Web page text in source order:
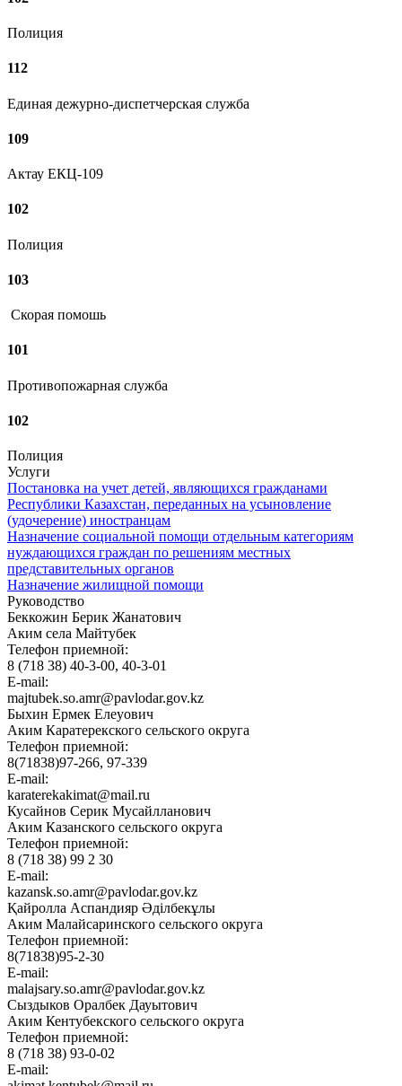
Полиция
112
Единая дежурно-диспетчерская служба
109
Актау ЕКЦ-109
102
Полиция
103
Скорая помошь
101
Противопожарная служба
102
Полиция
Услуги
Постановка на учет детей, являющихся гражданами
Республики Казахстан, переданных на усыновление
(удочерение) иностранцам
Назначение социальной помощи отдельным категориям
нуждающихся граждан по решениям местных
представительных органов
Назначение жилищной помощи
Руководство
Беккожин Берик Жанатович
Аким села Майтубек
Телефон приемной:
8 (718 38) 40-3-00, 40-3-01
E-mail:
majtubek.so.amr@pavlodar.gov.kz
Быхин Ермек Елеуович
Аким Каратерекского сельского округа
Телефон приемной:
8(71838)97-266, 97-339
E-mail:
karaterekakimat@mail.ru
Кусайнов Серик Мусайлланович
Аким Казанского сельского округа
Телефон приемной:
8 (718 38) 99 2 30
E-mail:
kazansk.so.amr@pavlodar.gov.kz
Қайролла Аспандияр Әділбекұлы
Аким Малайсаринского сельского округа
Телефон приемной:
8(71838)95-2-30
E-mail:
malajsary.so.amr@pavlodar.gov.kz
Сыздыков Оралбек Дауытович
Аким Кентубекского сельского округа
Телефон приемной:
8 (718 38) 93-0-02
E-mail: